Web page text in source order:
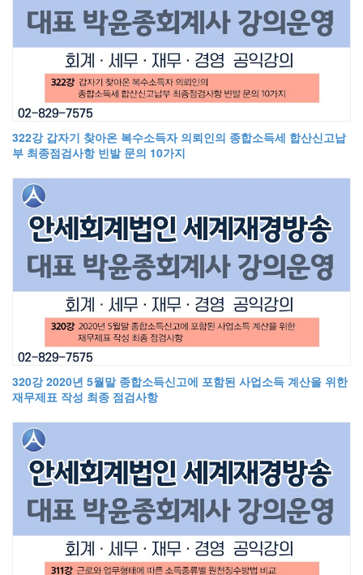
322강 갑자기 찾아온 복수소득자 의뢰인의 종합소득세 합산신고납
부 최종점검사항 빈발 문의 10가지
320강 2020년 5월말 종합소득신고에 포함된 사업소득 계산을 위한
재무제표 작성 최종 점검사항